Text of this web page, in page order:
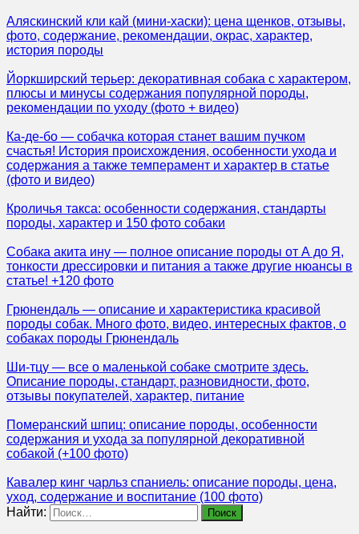
Аляскинский кли кай (мини-хаски): цена щенков, отзывы,
фото, содержание, рекомендации, окрас, характер,
история породы
Йоркширский терьер: декоративная собака с характером,
плюсы и минусы содержания популярной породы,
рекомендации по уходу (фото + видео)
Ка-де-бо — собачка которая станет вашим пучком
счастья! История происхождения, особенности ухода и
содержания а также темперамент и характер в статье
(фото и видео)
Кроличья такса: особенности содержания, стандарты
породы, характер и 150 фото собаки
Собака акита ину — полное описание породы от А до Я,
тонкости дрессировки и питания а также другие нюансы в
статье! +120 фото
Грюнендаль — описание и характеристика красивой
породы собак. Много фото, видео, интересных фактов, о
собаках породы Грюнендаль
Ши-тцу — все о маленькой собаке смотрите здесь.
Описание породы, стандарт, разновидности, фото,
отзывы покупателей, характер, питание
Померанский шпиц: описание породы, особенности
содержания и ухода за популярной декоративной
собакой (+100 фото)
Кавалер кинг чарльз спаниель: описание породы, цена,
уход, содержание и воспитание (100 фото)
Найти: